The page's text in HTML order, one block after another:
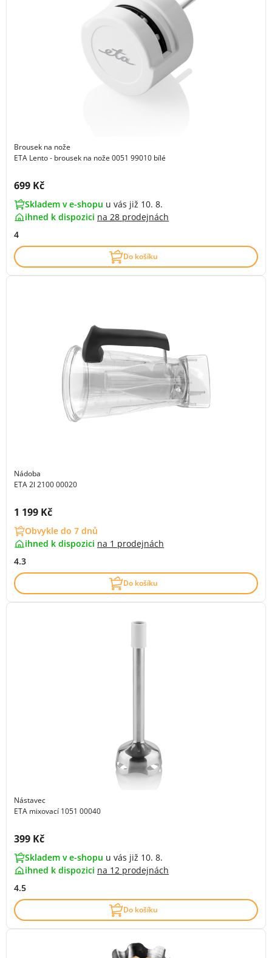
Brousek na nože
ETA Lento - brousek na nože 0051 99010 bílé
Cena s DPH:
699 Kč
Skladem v e-shopu u vás již 10. 8.
ihned k dispozici na 28 prodejnách
4
Do košíku
Nádoba
ETA 2l 2100 00020
Cena s DPH:
1 199 Kč
Obvykle do 7 dnů
ihned k dispozici na 1 prodejnách
4.3
Do košíku
Nástavec
ETA mixovací 1051 00040
Cena s DPH:
399 Kč
Skladem v e-shopu u vás již 10. 8.
ihned k dispozici na 12 prodejnách
4.5
Do košíku